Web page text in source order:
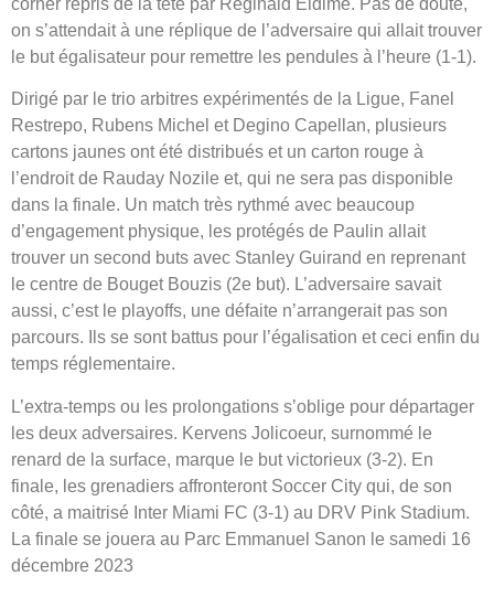
corner repris de la tête par Reginald Eldime. Pas de doute,
on s’attendait à une réplique de l’adversaire qui allait trouver
le but égalisateur pour remettre les pendules à l’heure (1-1).
Dirigé par le trio arbitres expérimentés de la Ligue, Fanel
Restrepo, Rubens Michel et Degino Capellan, plusieurs
cartons jaunes ont été distribués et un carton rouge à
l’endroit de Rauday Nozile et, qui ne sera pas disponible
dans la finale. Un match très rythmé avec beaucoup
d’engagement physique, les protégés de Paulin allait
trouver un second buts avec Stanley Guirand en reprenant
le centre de Bouget Bouzis (2e but). L’adversaire savait
aussi, c’est le playoffs, une défaite n’arrangerait pas son
parcours. Ils se sont battus pour l’égalisation et ceci enfin du
temps réglementaire.
L’extra-temps ou les prolongations s’oblige pour départager
les deux adversaires. Kervens Jolicoeur, surnommé le
renard de la surface, marque le but victorieux (3-2). En
finale, les grenadiers affronteront Soccer City qui, de son
côté, a maitrisé Inter Miami FC (3-1) au DRV Pink Stadium.
La finale se jouera au Parc Emmanuel Sanon le samedi 16
décembre 2023